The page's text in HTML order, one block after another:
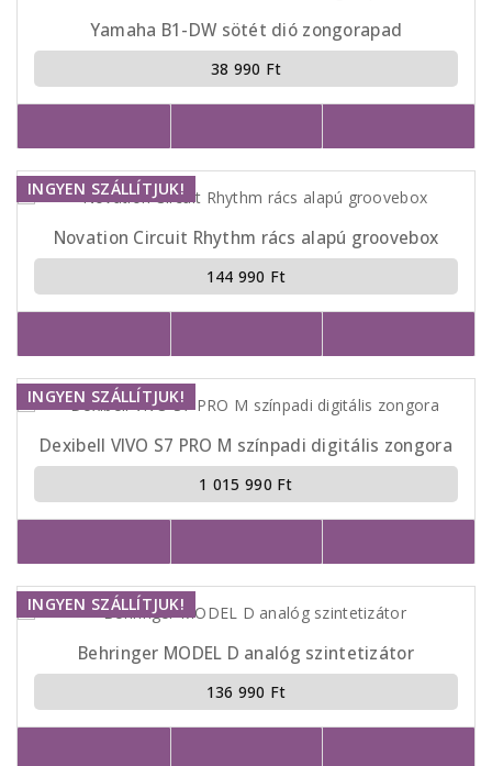
Yamaha B1-DW sötét dió zongorapad
38 990 Ft
INGYEN SZÁLLÍTJUK!
Novation Circuit Rhythm rács alapú groovebox
144 990 Ft
INGYEN SZÁLLÍTJUK!
Dexibell VIVO S7 PRO M színpadi digitális zongora
1 015 990 Ft
INGYEN SZÁLLÍTJUK!
Behringer MODEL D analóg szintetizátor
136 990 Ft